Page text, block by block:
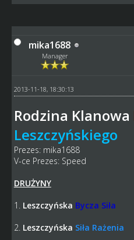
mika1688
Manager
2013-11-18, 18:30:13
Rodzina Klanowa
Leszczyńskiego
Prezes: mika1688
V-ce Prezes: Speed
DRUŻYNY
1. Leszczyńska Bycza Siła
2. Leszczyńska Siła Rażenia